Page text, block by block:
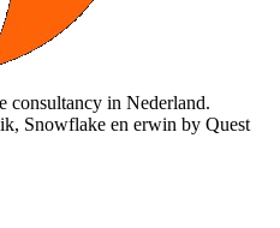
consultancy in Nederland.
Snowflake en erwin by Quest